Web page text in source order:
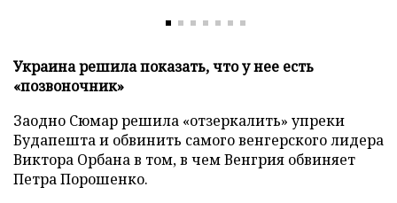
Украина решила показать, что у нее есть
«позвоночник»
Заодно Сюмар решила «отзеркалить» упреки
Будапешта и обвинить самого венгерского лидера
Виктора Орбана в том, в чем Венгрия обвиняет
Петра Порошенко.